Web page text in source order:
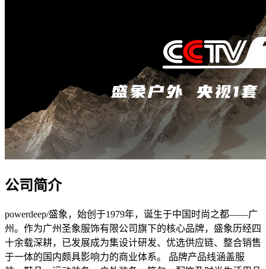
公司简介
powerdeep/盛象，始创于1979年，诞生于中国时尚之都——广
州。作为广州圣象服饰有限公司旗下的核心品牌，盛象历经四
十余载深耕，已发展成为集设计研发、优选供应链、整合销售
于一体的国内颇具影响力的商业体系。 品牌产品线涵盖服